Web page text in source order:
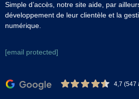
Simple d’accès, notre site aide, par
développement de leur clientèle et la
numérique.
[email protected]
4,7 (547